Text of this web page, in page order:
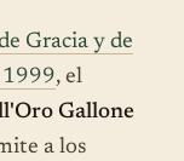
Gracia y de
1999, el
Gallone
a los